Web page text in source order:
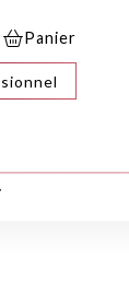
Panier